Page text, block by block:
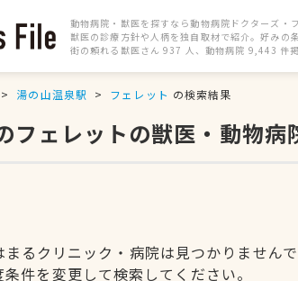
動物病院・獣医を探すなら動物病院ドクターズ・フ
獣医の診療方針や人柄を独自取材で紹介。好みの
街の頼れる獣医さん 937 人、動物病院 9,443 件
湯の山温泉駅 フェレット の検索結果
フェレットの獣医・動物病
るクリニック・病院は見つかりませんで
条件を変更して検索してください。